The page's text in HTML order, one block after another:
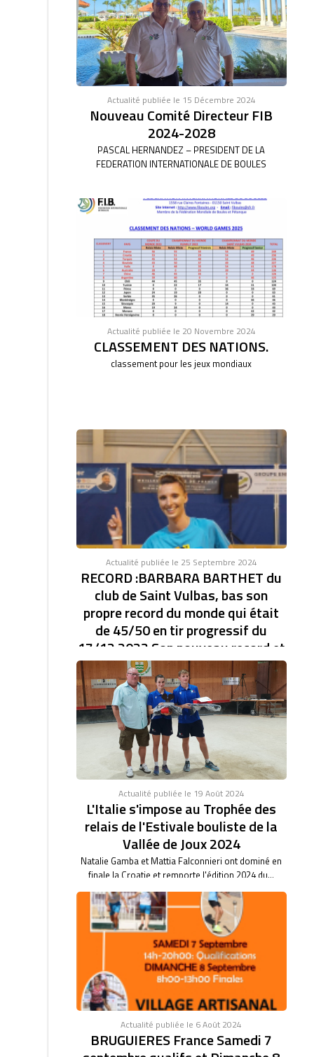
Actualité publiée le 15 Décembre 2024
Nouveau Comité Directeur FIB
2024-2028
PASCAL HERNANDEZ – PRESIDENT DE LA
FEDERATION INTERNATIONALE DE BOULES
Actualité publiée le 20 Novembre 2024
CLASSEMENT DES NATIONS.
classement pour les jeux mondiaux
Actualité publiée le 25 Septembre 2024
RECORD :BARBARA BARTHET du
club de Saint Vulbas, bas son
propre record du monde qui était
de 45/50 en tir progressif du
17/12 2023 Son nouveau record et
de 46/47.établi à la coupe d'Europe
des clubs féminin.
RECORD DU MONDE EN TIR PROGRESSIF AVEC
46/47. BARBARA BARTHET du club de Saint Vulbas,
bas son...
Actualité publiée le 19 Août 2024
L'Italie s'impose au Trophée des
relais de l'Estivale bouliste de la
Vallée de Joux 2024
Natalie Gamba et Mattia Falconnieri ont dominé en
finale la Croatie et remporte l'édition 2024 du...
Actualité publiée le 6 Août 2024
BRUGUIERES France Samedi 7